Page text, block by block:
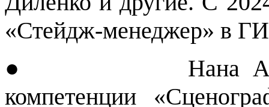
«Стейдж-менеджер» в
● Нана
компетенции